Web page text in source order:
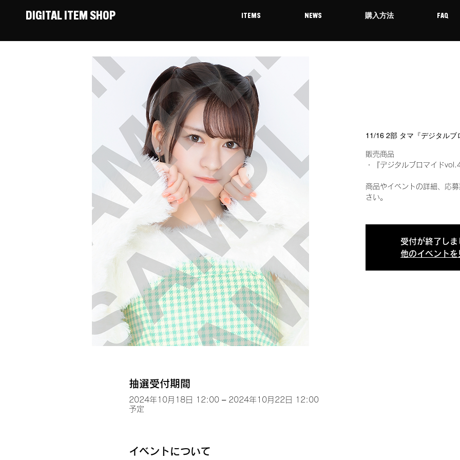
DIGITAL ITEM SHOP ITEMS NEWS 購入方法 FAQ
11/16 2部 タマ『デジタル
販売商品
・『デジタルブロマイド
商品やイベントの詳細、応
さい。
受付が終了しま
他のイベントを
抽選受付期間
2024年10月18日 12:00 – 2024年10月22日 12:00
予定
イベントについて